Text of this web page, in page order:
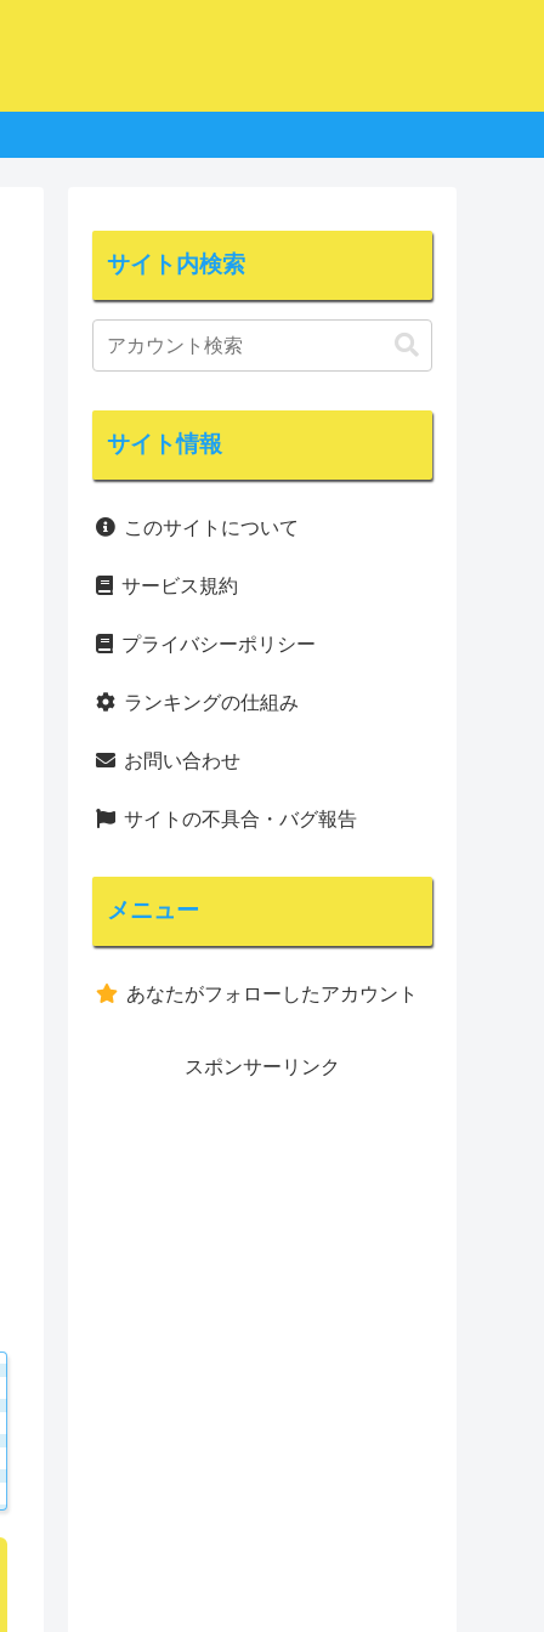
サイト内検索
サイト情報
このサイトについて
サービス規約
プライバシーポリシー
ランキングの仕組み
お問い合わせ
サイトの不具合・バグ報告
メニュー
あなたがフォローしたアカウント
スポンサーリンク